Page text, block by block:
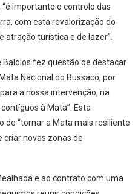
“é importante o controlo das
com esta revalorização do
atração turística e de lazer”.
Baldios fez questão de destacar
Nacional do Bussaco, por
a nossa intervenção, na
à Mata”. Esta
de “tornar a Mata mais resiliente
criar novas zonas de
e ao contrato com uma